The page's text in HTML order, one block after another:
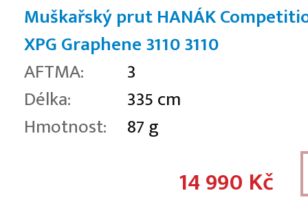
Muškařský prut HANÁK
XPG Graphene 31103110
AFTMA:
3
Délka:
335 cm
Hmotnost:
87 g
14 990 Kč